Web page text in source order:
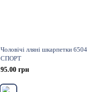
Чоловічі лляні шкарпетки 6504
СПОРТ
95.00 грн